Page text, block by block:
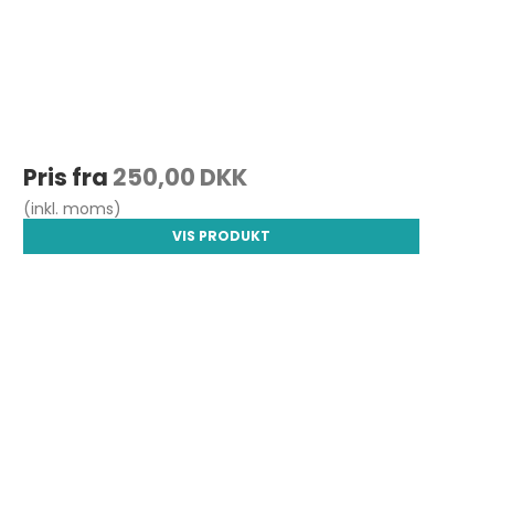
Pris fra 250,00 DKK
(inkl. moms)
VIS PRODUKT